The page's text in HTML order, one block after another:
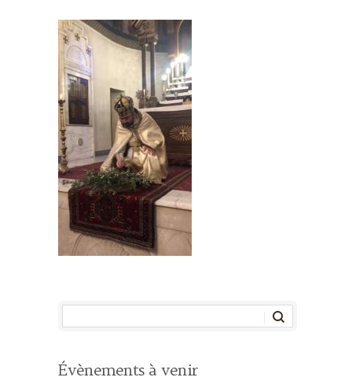
Évènements à venir